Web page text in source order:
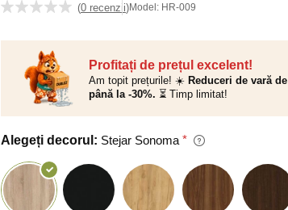
(0 recenzii)Model: HR-009
Profitați de prețul excelent!
Am topit prețurile! ☀️ Reduceri de vară de
până la -30%. ⏳ Timp limitat!
Alegeți decorul: Stejar Sonoma